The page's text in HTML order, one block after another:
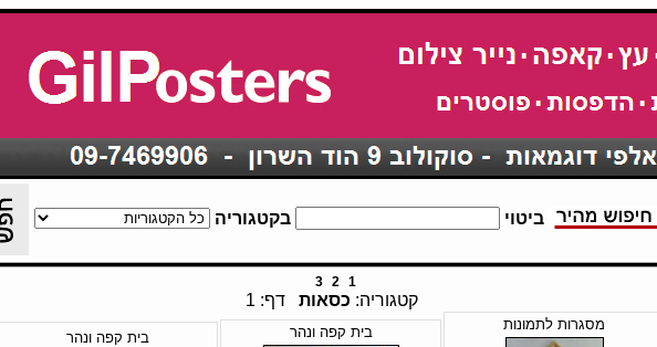
ביטוי בקטגוריה
1
2
3
קטגוריה: כסאות דף: 1
מסגרות לתמונות בית קפה ונהר בית קפה ונהר